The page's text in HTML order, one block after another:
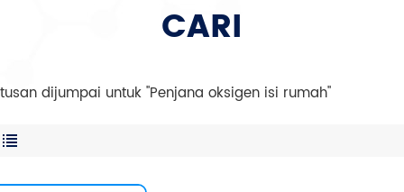
CARI
dijumpai untuk "Penjana oksigen isi rumah"